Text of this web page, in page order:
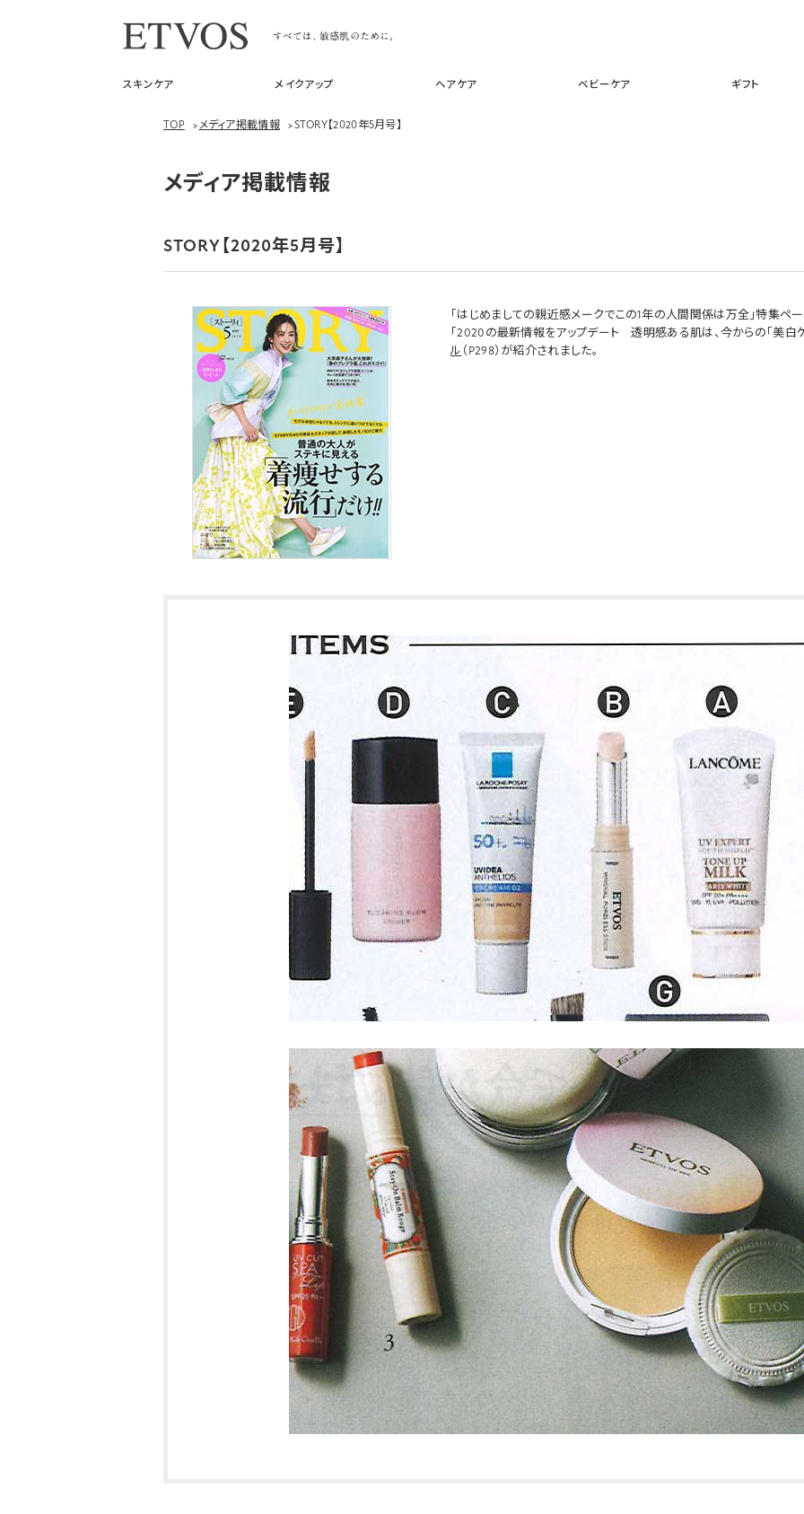
スキンケア メイクアップ ヘアケア ベビーケア ギフト
TOP >メディア掲載情報 >STORY【2020年5月号】
メディア掲載情報
STORY【2020年5月号】
「はじめましての親近感メークでこの1年の人間関係は万全」特集ペ
「2020の最新情報をアップデート 透明感ある肌は、今からの「美白
ル （P298）が紹介されました。